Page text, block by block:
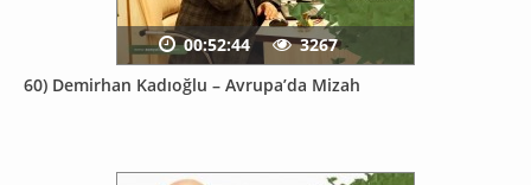
60) Demirhan Kadıoğlu – Avrupa’da Mizah
00:52:44 3267